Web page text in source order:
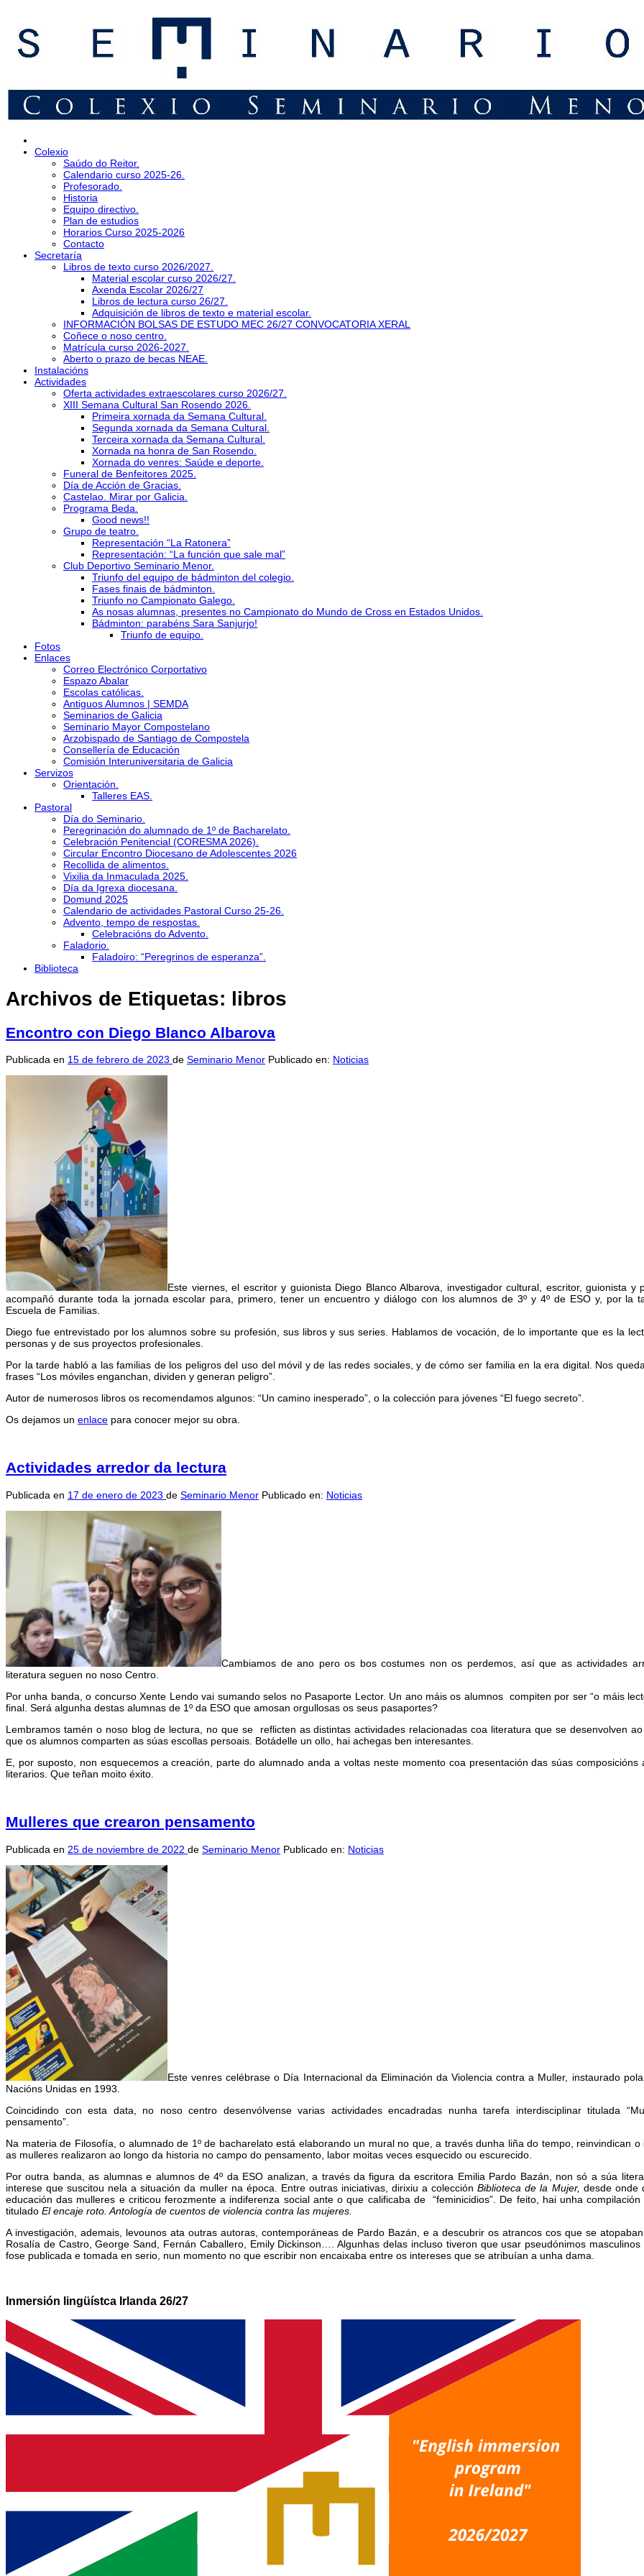
Colexio
Saúdo do Reitor.
Calendario curso 2025-26.
Profesorado.
Historia
Equipo directivo.
Plan de estudios
Horarios Curso 2025-2026
Contacto
Secretaría
Libros de texto curso 2026/2027.
Material escolar curso 2026/27.
Axenda Escolar 2026/27
Libros de lectura curso 26/27.
Adquisición de libros de texto e material escolar.
INFORMACIÓN BOLSAS DE ESTUDO MEC 26/27 CONVOCATORIA XERAL
Coñece o noso centro.
Matrícula curso 2026-2027.
Aberto o prazo de becas NEAE.
Instalacións
Actividades
Oferta actividades extraescolares curso 2026/27.
XIII Semana Cultural San Rosendo 2026.
Primeira xornada da Semana Cultural.
Segunda xornada da Semana Cultural.
Terceira xornada da Semana Cultural.
Xornada na honra de San Rosendo.
Xornada do venres: Saúde e deporte.
Funeral de Benfeitores 2025.
Día de Acción de Gracias.
Castelao. Mirar por Galicia.
Programa Beda.
Good news!!
Grupo de teatro.
Representación “La Ratonera”
Representación: “La función que sale mal”
Club Deportivo Seminario Menor.
Triunfo del equipo de bádminton del colegio.
Fases finais de bádminton.
Triunfo no Campionato Galego.
As nosas alumnas, presentes no Campionato do Mundo de Cross en Estados Unidos.
Bádminton: parabéns Sara Sanjurjo!
Triunfo de equipo.
Fotos
Enlaces
Correo Electrónico Corportativo
Espazo Abalar
Escolas católicas.
Antiguos Alumnos | SEMDA
Seminarios de Galicia
Seminario Mayor Compostelano
Arzobispado de Santiago de Compostela
Consellería de Educación
Comisión Interuniversitaria de Galicia
Servizos
Orientación.
Talleres EAS.
Pastoral
Día do Seminario.
Peregrinación do alumnado de 1º de Bacharelato.
Celebración Penitencial (CORESMA 2026).
Circular Encontro Diocesano de Adolescentes 2026
Recollida de alimentos.
Vixilia da Inmaculada 2025.
Día da Igrexa diocesana.
Domund 2025
Calendario de actividades Pastoral Curso 25-26.
Advento, tempo de respostas.
Celebracións do Advento.
Faladorio.
Faladoiro: “Peregrinos de esperanza”.
Biblioteca
Archivos de Etiquetas: libros
Encontro con Diego Blanco Albarova
Publicada en 15 de febrero de 2023 de Seminario Menor Publicado en: Noticias
Este viernes, el escritor y guionista Diego Blanco Albarova, investigador cultural, escritor, guionista y
acompañó durante toda la jornada escolar para, primero, tener un encuentro y diálogo con los alumnos de 3º y 4º de ESO y, por la
Escuela de Familias.
Diego fue entrevistado por los alumnos sobre su profesión, sus libros y sus series. Hablamos de vocación, de lo importante que es la
personas y de sus proyectos profesionales.
Por la tarde habló a las familias de los peligros del uso del móvil y de las redes sociales, y de cómo ser familia en la era digital. Nos
frases “Los móviles enganchan, dividen y generan peligro”.
Autor de numerosos libros os recomendamos algunos: “Un camino inesperado”, o la colección para jóvenes “El fuego secreto”.
Os dejamos un enlace para conocer mejor su obra.
Actividades arredor da lectura
Publicada en 17 de enero de 2023 de Seminario Menor Publicado en: Noticias
Cambiamos de ano pero os bos costumes non os perdemos, así que as actividades
literatura seguen no noso Centro.
Por unha banda, o concurso Xente Lendo vai sumando selos no Pasaporte Lector. Un ano máis os alumnos compiten por ser “o máis
final. Será algunha destas alumnas de 1º da ESO que amosan orgullosas os seus pasaportes?
Lembramos tamén o noso blog de lectura, no que se reflicten as distintas actividades relacionadas coa literatura que se desenvolven
que os alumnos comparten as súas escollas persoais. Botádelle un ollo, hai achegas ben interesantes.
E, por suposto, non esquecemos a creación, parte do alumnado anda a voltas neste momento coa presentación das súas composicións
literarios. Que teñan moito éxito.
Mulleres que crearon pensamento
Publicada en 25 de noviembre de 2022 de Seminario Menor Publicado en: Noticias
Este venres celébrase o Día Internacional da Eliminación da Violencia contra a Muller, instaurado
Nacións Unidas en 1993.
Coincidindo con esta data, no noso centro desenvólvense varias actividades encadradas nunha tarefa interdisciplinar titulada
pensamento”.
Na materia de Filosofía, o alumnado de 1º de bacharelato está elaborando un mural no que, a través dunha liña do tempo, reinvindican
as mulleres realizaron ao longo da historia no campo do pensamento, labor moitas veces esquecido ou escurecido.
Por outra banda, as alumnas e alumnos de 4º da ESO analizan, a través da figura da escritora Emilia Pardo Bazán, non só a súa
interese que suscitou nela a situación da muller na época. Entre outras iniciativas, dirixiu a colecciónBiblioteca de la Mujer, desde onde
educación das mulleres e criticou ferozmente a indiferenza social ante o que calificaba de “feminicidios”. De feito, hai unha
titulado El encaje roto. Antología de cuentos de violencia contra las mujeres.
A investigación, ademais, levounos ata outras autoras, contemporáneas de Pardo Bazán, e a descubrir os atrancos cos que se
Rosalía de Castro, George Sand, Fernán Caballero, Emily Dickinson…. Algunhas delas incluso tiveron que usar pseudónimos
fose publicada e tomada en serio, nun momento no que escribir non encaixaba entre os intereses que se atribuían a unha dama.
Inmersión lingüístca Irlanda 26/27